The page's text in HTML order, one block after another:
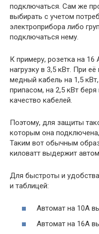
подключаться. Сам же
выбирать с учетом
электроприбора либо
подключаться нему.
К примеру, розетка на
нагрузку в 3,5 кВт. При
медный кабель на 1,5
припасом, на 2,5 кВт
качество кабелей.
Поэтому, для защиты
которым она
Таким вот обычным
киловатт выдержит
Для быстроты и
и таблицей:
Автомат на 10А
Автомат на 16А